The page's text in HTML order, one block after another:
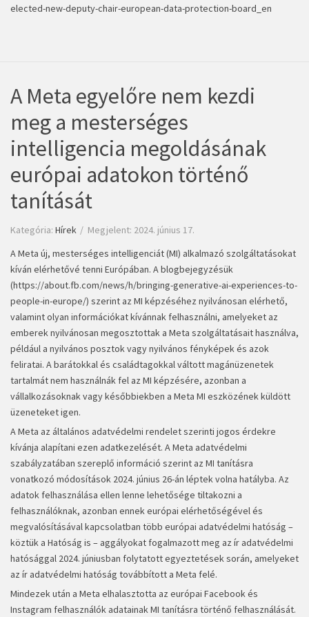
elected-new-deputy-chair-european-data-protection-board_en
A Meta egyelőre nem kezdi
meg a mesterséges
intelligencia megoldásának
európai adatokon történő
tanítását
Kategória: Hírek
Megjelent: 2024. június 17.
A Meta új, mesterséges intelligenciát (MI) alkalmazó szolgáltatásokat
kíván elérhetővé tenni Európában. A blogbejegyzésük
(https://about.fb.com/news/h/bringing-generative-ai-experiences-to-
people-in-europe/) szerint az MI képzéséhez nyilvánosan elérhető,
valamint olyan információkat kívánnak felhasználni, amelyeket az
emberek nyilvánosan megosztottak a Meta szolgáltatásait használva,
például a nyilvános posztok vagy nyilvános fényképek és azok
feliratai. A barátokkal és családtagokkal váltott magánüzenetek
tartalmát nem használnák fel az MI képzésére, azonban a
vállalkozásoknak vagy későbbiekben a Meta MI eszközének küldött
üzeneteket igen.
A Meta az általános adatvédelmi rendelet szerinti jogos érdekre
kívánja alapítani ezen adatkezelését. A Meta adatvédelmi
szabályzatában szereplő információ szerint az MI tanításra
vonatkozó módosítások 2024. június 26-án léptek volna hatályba. Az
adatok felhasználása ellen lenne lehetősége tiltakozni a
felhasználóknak, azonban ennek európai elérhetőségével és
megvalósításával kapcsolatban több európai adatvédelmi hatóság –
köztük a Hatóság is – aggályokat fogalmazott meg az ír adatvédelmi
hatósággal 2024. júniusban folytatott egyeztetések során, amelyeket
az ír adatvédelmi hatóság továbbított a Meta felé.
Mindezek után a Meta elhalasztotta az európai Facebook és
Instagram felhasználók adatainak MI tanításra történő felhasználását.